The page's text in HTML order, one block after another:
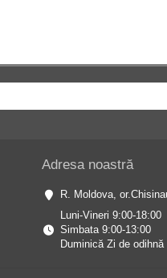
Adresa noastră
R. Moldova,
Luni-Vineri 9:00-18:00
Simbata 9:00-13:00
Duminică Zi de odihnă